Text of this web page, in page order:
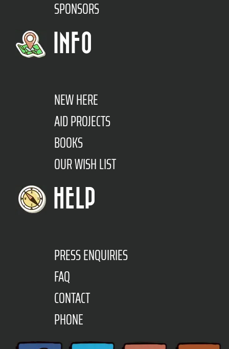
SPONSORS
INFO
NEW HERE
AID PROJECTS
BOOKS
OUR WISH LIST
HELP
PRESS ENQUIRIES
FAQ
CONTACT
PHONE